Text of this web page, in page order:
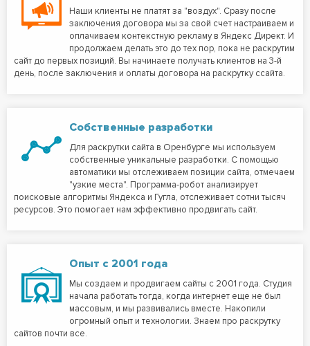
Наши клиенты не платят за "воздух". Сразу после
заключения договора мы за свой счет настраиваем и
оплачиваем контекстную рекламу в Яндекс Директ. И
продолжаем делать это до тех пор, пока не раскрутим
сайт до первых позиций. Вы начинаете получать клиентов на 3-й
день, после заключения и оплаты договора на раскрутку ссайта.
Собственные разработки
Для раскрутки сайта в Оренбурге мы используем
собственные уникальные разработки. С помощью
автоматики мы отслеживаем позиции сайта, отмечаем
"узкие места". Программа-робот анализирует
поисковые алгоритмы Яндекса и Гугла, отслеживает сотни тысяч
ресурсов. Это помогает нам эффективно продвигать сайт.
Опыт с 2001 года
Мы создаем и продвигаем сайты с 2001 года. Студия
начала работать тогда, когда интернет еще не был
массовым, и мы развивались вместе. Накопили
огромный опыт и технологии. Знаем про раскрутку
сайтов почти все.